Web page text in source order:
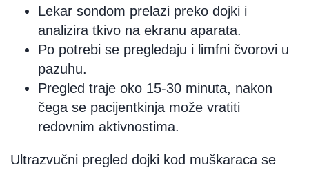
Lekar sondom prelazi preko dojki i
analizira tkivo na ekranu aparata.
Po potrebi se pregledaju i limfni čvorovi u
pazuhu.
Pregled traje oko 15-30 minuta, nakon
čega se pacijentkinja može vratiti
redovnim aktivnostima.
Ultrazvučni pregled dojki kod muškaraca se